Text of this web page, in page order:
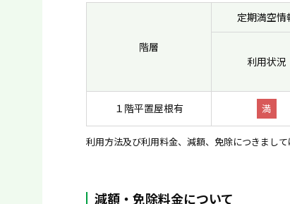
階層
定期満空情
利用状況
１階平置屋根有 満
利用方法及び利用料金、減額、免除につきまし
減額・免除料金について